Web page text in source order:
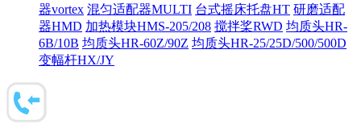
器vortex 混匀适配器MULTI 台式摇床托盘HT 研磨适配
器HMD 加热模块HMS-205/208 搅拌桨RWD 均质头HR-
6B/10B 均质头HR-60Z/90Z 均质头HR-25/25D/500/500D
变幅杆HX/JY